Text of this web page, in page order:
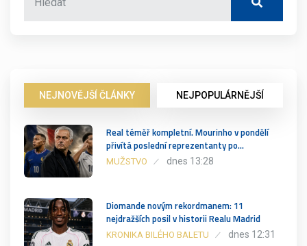
NEJNOVĚJŠÍ ČLÁNKY NEJPOPULÁRNĚJŠÍ
Real téměř kompletní. Mourinho v pondělí
přivítá poslední reprezentanty po…
MUŽSTVO dnes 13:28
Diomande novým rekordmanem: 11
nejdražších posil v historii Realu Madrid
KRONIKA BILÉHO BALETU dnes 12:31